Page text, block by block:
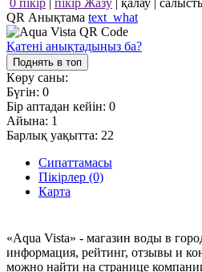
0 пікір | пікір Жазу | қалау |
QR Анықтама text_what
Қатені анықтадыңыз ба?
Поднять в топ
Көру саны:
Бүгін: 0
Бір аптадан кейін: 0
Айына: 1
Барлық уақытта: 22
Сипаттамасы
Пікірлер (0)
Карта
«Aqua Vista» - магазин воды в
информация, рейтинг, отзывы и
можно найти на странице